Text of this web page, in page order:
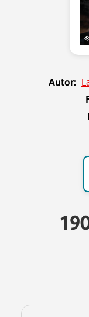
Autor:
Některé